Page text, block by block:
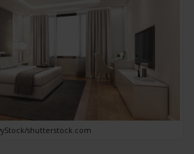
shutterstock.com